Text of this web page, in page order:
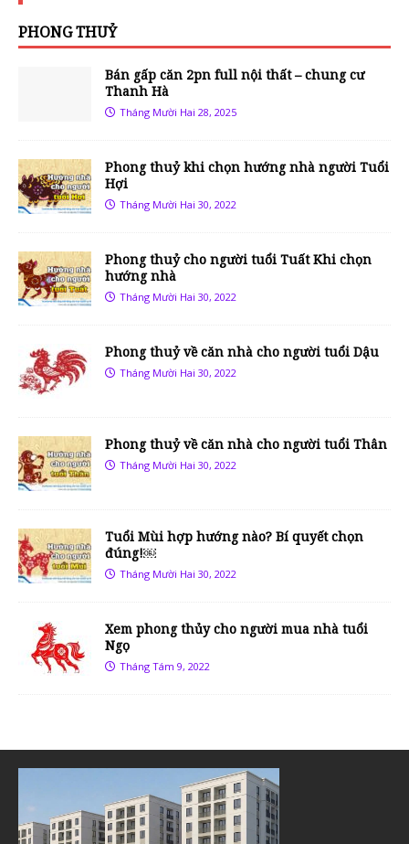
PHONG THUỶ
Bán gấp căn 2pn full nội thất – chung cư
Thanh Hà
Tháng Mười Hai 28, 2025
Phong thuỷ khi chọn hướng nhà người Tuổi
Hợi
Tháng Mười Hai 30, 2022
Phong thuỷ cho người tuổi Tuất Khi chọn
hướng nhà
Tháng Mười Hai 30, 2022
Phong thuỷ về căn nhà cho người tuổi Dậu
Tháng Mười Hai 30, 2022
Phong thuỷ về căn nhà cho người tuổi Thân
Tháng Mười Hai 30, 2022
Tuổi Mùi hợp hướng nào? Bí quyết chọn
đúng!￼
Tháng Mười Hai 30, 2022
Xem phong thủy cho người mua nhà tuổi
Ngọ
Tháng Tám 9, 2022